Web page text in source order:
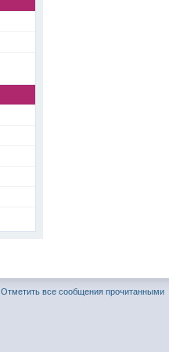
Отметить все сообщения прочитанными